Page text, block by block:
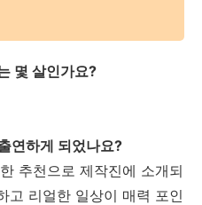
몇 살인가요?
연하게 되었나요?
추천으로 제작진에 소개되
고 리얼한 일상이 매력 포인